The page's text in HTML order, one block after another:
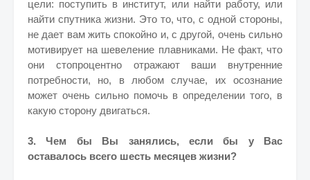
цели: поступить в институт, или найти работу, или
найти спутника жизни. Это то, что, с одной стороны,
не дает вам жить спокойно и, с другой, очень сильно
мотивирует на шевеление плавниками. Не факт, что
они стопроцентно отражают ваши внутренние
потребности, но, в любом случае, их осознание
может очень сильно помочь в определении того, в
какую сторону двигаться.
3. Чем бы Вы занялись, если бы у Вас
оставалось всего шесть месяцев жизни?